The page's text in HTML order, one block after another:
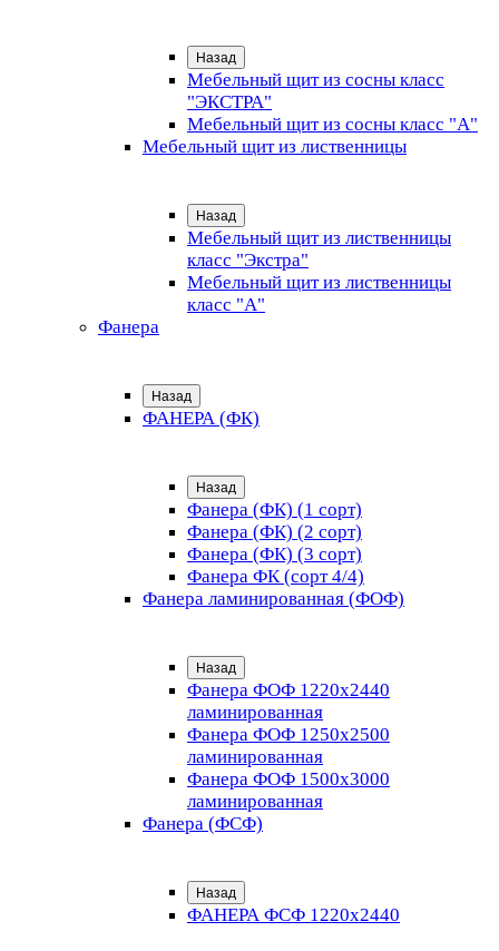
Назад
Мебельный щит из сосны класс
"ЭКСТРА"
Мебельный щит из сосны класс "А"
Мебельный щит из лиственницы
Назад
Мебельный щит из лиственницы
класс "Экстра"
Мебельный щит из лиственницы
класс "А"
Фанера
Назад
ФАНЕРА (ФК)
Назад
Фанера (ФК) (1 сорт)
Фанера (ФК) (2 сорт)
Фанера (ФК) (3 сорт)
Фанера ФК (сорт 4/4)
Фанера ламинированная (ФОФ)
Назад
Фанера ФОФ 1220x2440
ламинированная
Фанера ФОФ 1250x2500
ламинированная
Фанера ФОФ 1500x3000
ламинированная
Фанера (ФСФ)
Назад
ФАНЕРА ФСФ 1220х2440